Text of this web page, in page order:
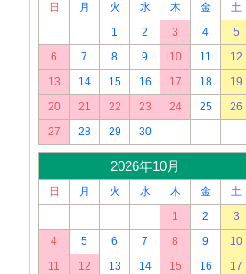
日 月 火 水 木 金
土
1
2 3 4
5
6
7 8 9 10 11
12
13
14 15 16 17 18
19
20
21 22 23 24 25
26
27
28 29 30
2026年10月
日 月 火 水 木 金
土
1
2
3
4
5 6 7 8 9
10
11
12 13 14 15 16
17